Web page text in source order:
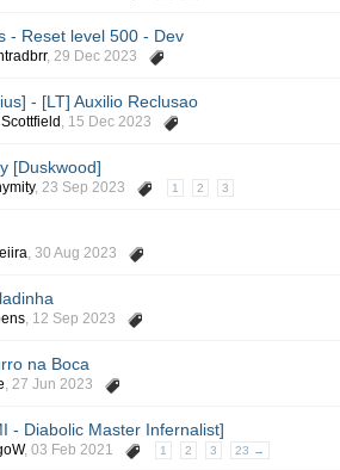
- Reset level 500 - Dev
, 29 Dec 2023
- [LT] Auxilio Reclusao
, 15 Dec 2023
[Duskwood]
, 23 Sep 2023 1 2 3
, 30 Aug 2023
, 12 Sep 2023
na Boca
, 27 Jun 2023
- Diabolic Master Infernalist]
, 03 Feb 2021 1 2 3 23 →